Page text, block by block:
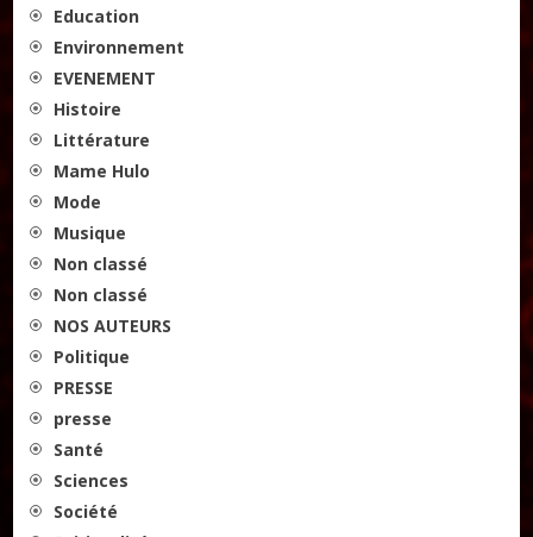
Education
Environnement
EVENEMENT
Histoire
Littérature
Mame Hulo
Mode
Musique
Non classé
Non classé
NOS AUTEURS
Politique
PRESSE
presse
Santé
Sciences
Société